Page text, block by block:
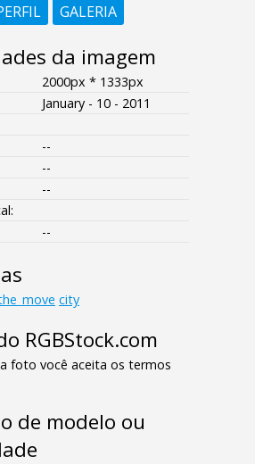
GALERIA
da imagem
2000px * 1333px
January - 10 - 2011
--
--
--
--
city
RGBStock.com
foto você aceita os termos
de modelo ou